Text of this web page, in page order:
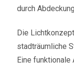
durch
Die
stadträumliche
Eine funktionale